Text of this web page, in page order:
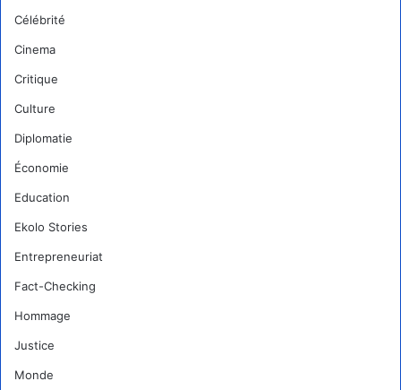
Célébrité
Cinema
Critique
Culture
Diplomatie
Économie
Education
Ekolo Stories
Entrepreneuriat
Fact-Checking
Hommage
Justice
Monde